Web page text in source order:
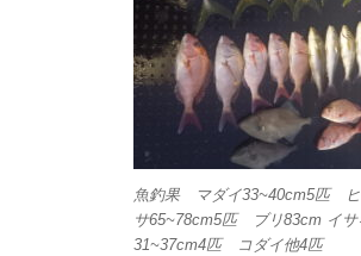
魚釣果 マダイ33~40cm5匹
サ65~78cm5匹 ブリ83cm イサ
31~37cm4匹 コダイ他4匹